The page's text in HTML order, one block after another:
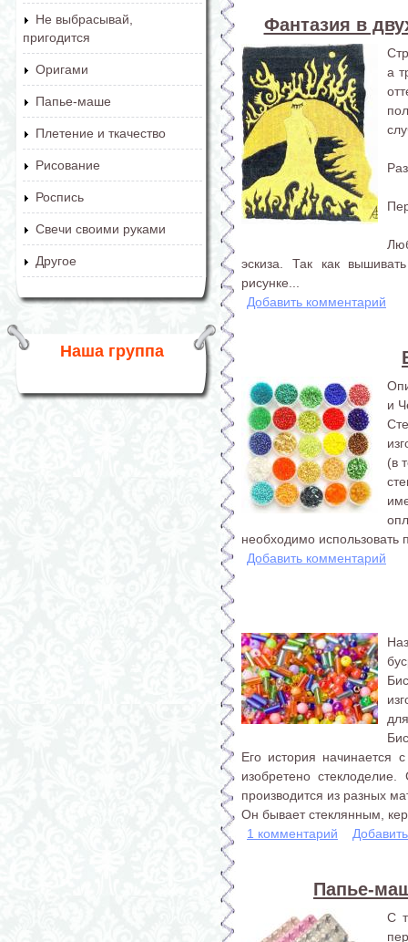
Не выбрасывай,
пригодится
Оригами
Папье-маше
Плетение и ткачество
Рисование
Роспись
Свечи своими руками
Другое
Наша группа
Фантазия в
а
эскиза. Так как
рисунке...
Добавить комментарий
и
(в
необходимо использовать
Добавить комментарий
Его история начинается
изобретено
производится из разных
Он бывает стеклянным,
1 комментарий
Папье-
С